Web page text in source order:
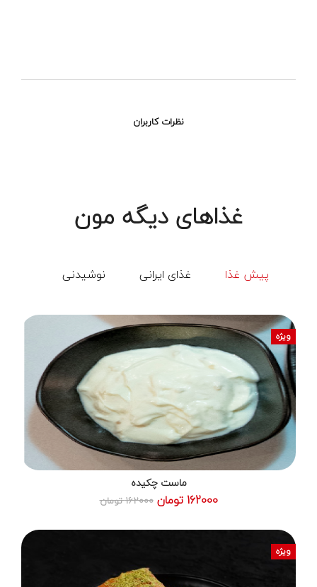
نظرات کاربران
غذاهای دیگه مون
پیش غذا غذای ایرانی نوشیدنی
ویژه
ماست چکیده
162000 تومان 162000 تومان
ویژه